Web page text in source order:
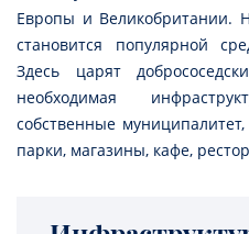
Европы и Великобритании.
становится популярной
Здесь царят
необходимая
собственные
парки, магазины, кафе,